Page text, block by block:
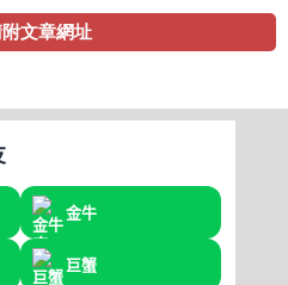
文章網址